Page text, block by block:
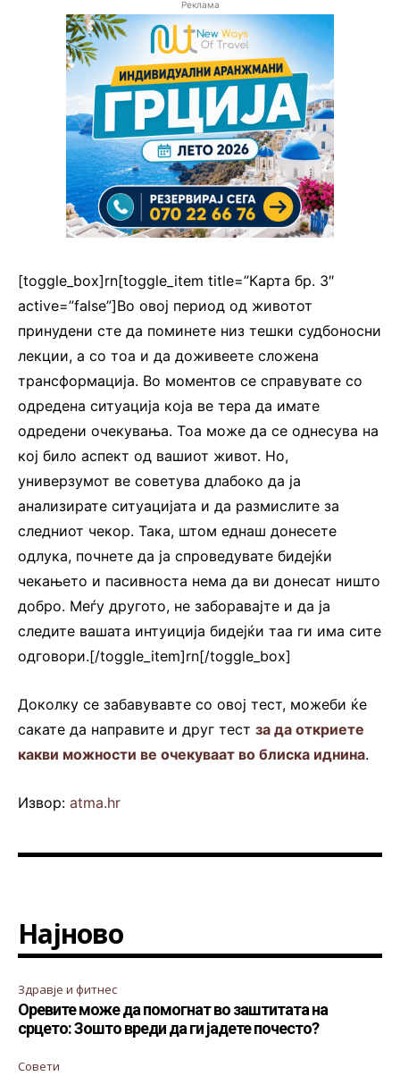
Реклама
[toggle_box]rn[toggle_item title=”Карта бр. 3″
active=”false”]Во овој период од животот
принудени сте да поминете низ тешки судбоносни
лекции, а со тоа и да доживеете сложена
трансформација. Во моментов се справувате со
одредена ситуација која ве тера да имате
одредени очекувања. Тоа може да се однесува на
кој било аспект од вашиот живот. Но,
универзумот ве советува длабоко да ја
анализирате ситуацијата и да размислите за
следниот чекор. Така, штом еднаш донесете
одлука, почнете да ја спроведувате бидејќи
чекањето и пасивноста нема да ви донесат ништо
добро. Меѓу другото, не заборавајте и да ја
следите вашата интуиција бидејќи таа ги има сите
одговори.[/toggle_item]rn[/toggle_box]
Доколку се забавувавте со овој тест, можеби ќе
сакате да направите и друг тест за да откриете
какви можности ве очекуваат во блиска иднина.
Извор: atma.hr
Најново
Здравје и фитнес
Оревите може да помогнат во заштитата на
срцето: Зошто вреди да ги јадете почесто?
Совети